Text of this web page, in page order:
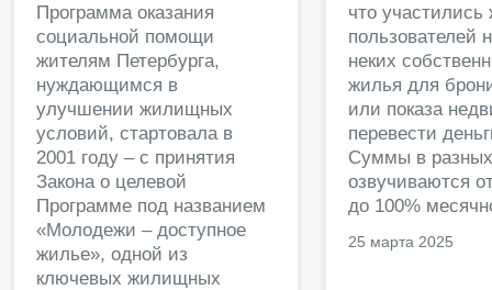
Программа оказания
социальной помощи
жителям Петербурга,
нуждающимся в
улучшении жилищных
условий, стартовала в
2001 году – с принятия
Закона о целевой
Программе под названием
«Молодежи – доступное
жилье», одной из
ключевых жилищных
что
пользователей
неких
жилья для
или показа
перевести
Суммы в
озвучиваются
до 100%
25 марта 2025